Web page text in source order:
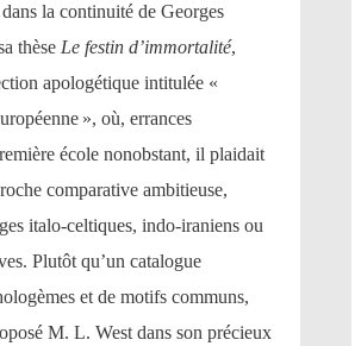
la continuité de Georges
thèse Le festin d’immortalité,
apologétique intitulée «
», où, errances
école nonobstant, il plaidait
comparative ambitieuse,
italo-celtiques, indo-iraniens ou
Plutôt qu’un catalogue
et de motifs communs,
M. L. West dans son précieux